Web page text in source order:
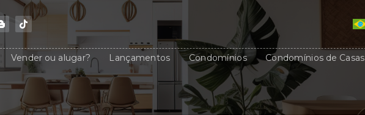
Vender ou alugar? Lançamentos Condomínios Condomínios de Casas